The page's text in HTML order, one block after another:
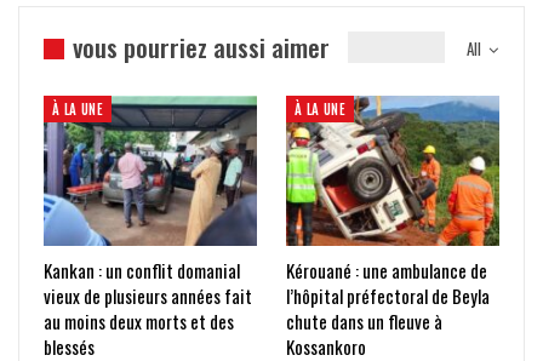
All
vous pourriez aussi aimer
À LA UNE
Kankan : un conflit domanial
vieux de plusieurs années fait
au moins deux morts et des
blessés
À LA UNE
Kérouané : une ambulance de
l’hôpital préfectoral de Beyla
chute dans un fleuve à
Kossankoro